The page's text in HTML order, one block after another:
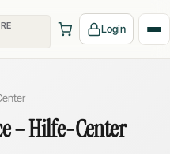
Login
– Hilfe-Center